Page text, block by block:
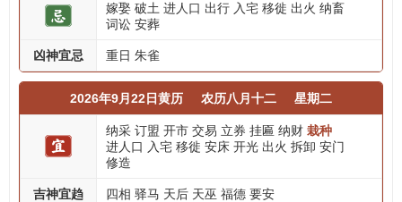
嫁娶 破土 进人口 出行 入宅 移徙 出火 纳畜
词讼 安葬
凶神宜忌 重日 朱雀
2026年9月22日黄历 农历八月十二 星期二
纳采 订盟 开市 交易 立券 挂匾 纳财 栽种
进人口 入宅 移徙 安床 开光 出火 拆卸 安门
修造
吉神宜趋 四相 驿马 天后 天巫 福德 要安